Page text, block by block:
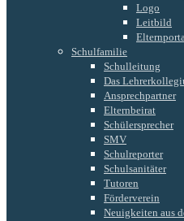
Logo
Leitbild
Schulfamilie
Schulleitung
Das
Ansprechpartner
Elternbeirat
Schülersprecher
SMV
Schulreporter
Schulsanitäter
Tutoren
Förderverein
Neuigkeiten aus